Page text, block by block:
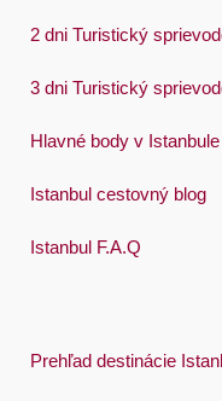
2 dni Turistický
3 dni Turistický
Hlavné body v Istanbule
Istanbul cestovný blog
Istanbul F.A.Q
Prehľad destinácie